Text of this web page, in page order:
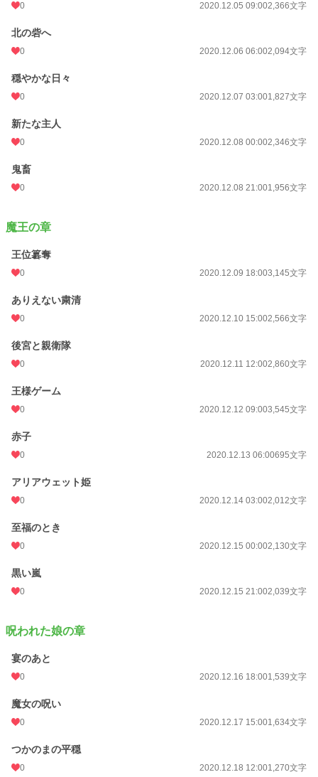
0 2020.12.05 09:002,366文字
北の砦へ
0 2020.12.06 06:002,094文字
穏やかな日々
0 2020.12.07 03:001,827文字
新たな主人
0 2020.12.08 00:002,346文字
鬼畜
0 2020.12.08 21:001,956文字
魔王の章
王位簒奪
0 2020.12.09 18:003,145文字
ありえない粛清
0 2020.12.10 15:002,566文字
後宮と親衛隊
0 2020.12.11 12:002,860文字
王様ゲーム
0 2020.12.12 09:003,545文字
赤子
0 2020.12.13 06:00695文字
アリアウェット姫
0 2020.12.14 03:002,012文字
至福のとき
0 2020.12.15 00:002,130文字
黒い嵐
0 2020.12.15 21:002,039文字
呪われた娘の章
宴のあと
0 2020.12.16 18:001,539文字
魔女の呪い
0 2020.12.17 15:001,634文字
つかのまの平穏
0 2020.12.18 12:001,270文字